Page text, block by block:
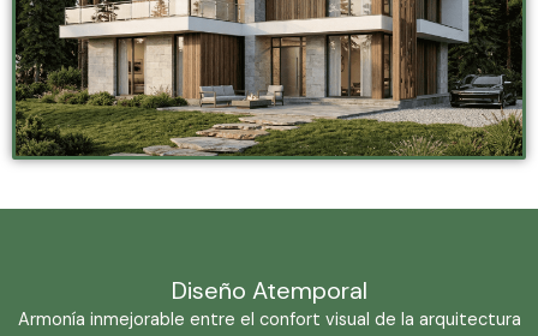
Diseño Atemporal
Armonía inmejorable entre el confort visual de la arquitectura